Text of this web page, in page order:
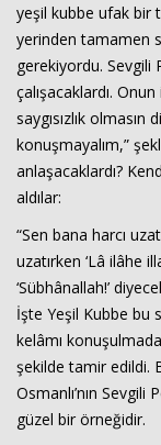
yeşil kubbe ufak bir
yerinden tamamen
gerekiyordu. Sevgili
çalışacaklardı.
saygısızlık
konuşmayalım,”
anlaşacaklardı?
aldılar:
“Sen bana harcı
uzatırken ‘Lâ ilâhe
‘Sübhânallah!’
İşte Yeşil Kubbe bu
kelâmı
şekilde tamir edildi.
Osmanlı’nın Sevgili
güzel bir örneğidir.